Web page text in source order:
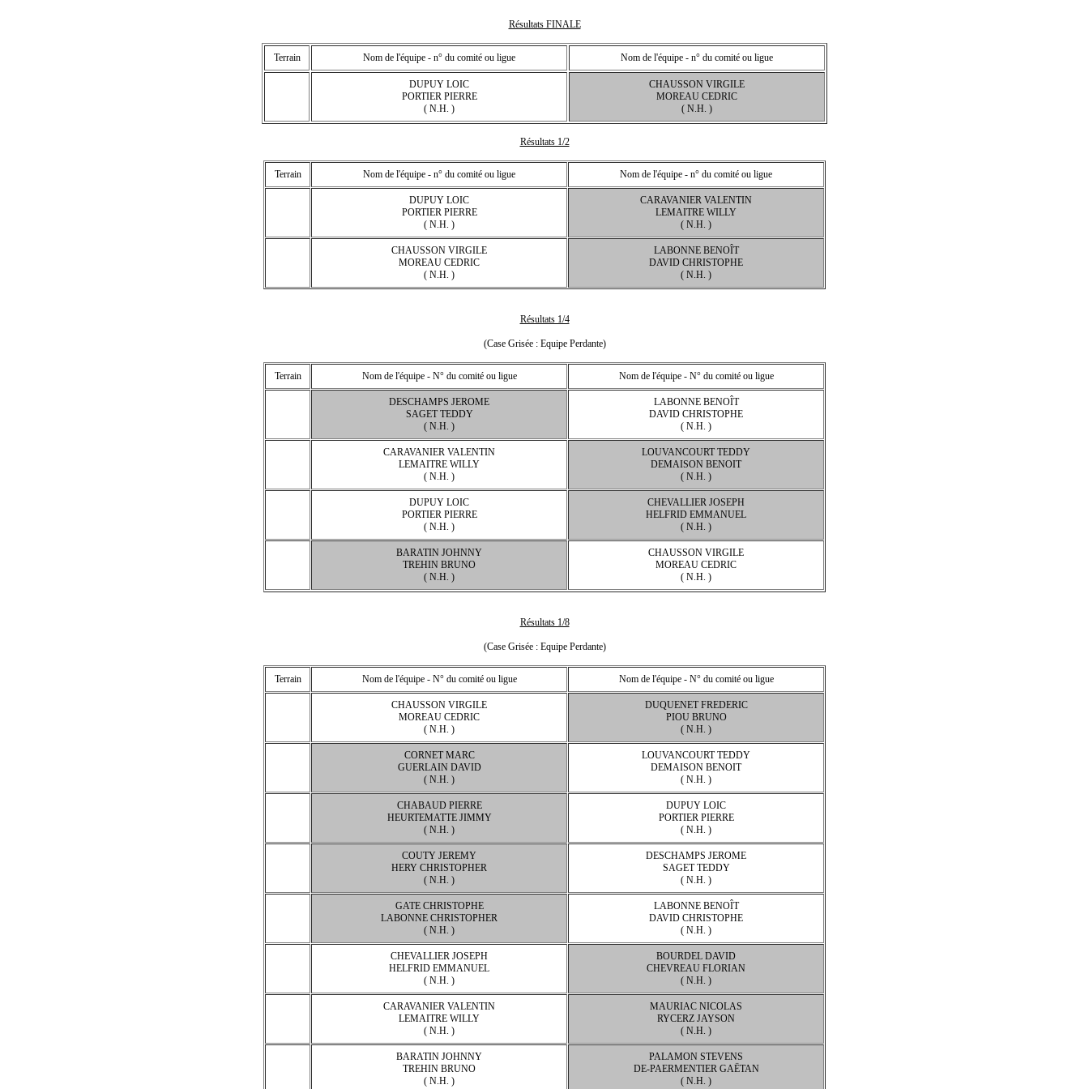
Résultats FINALE
Terrain Nom de l'équipe - n° du comité ou ligue Nom de l'équipe - n° du comité ou ligue
DUPUY LOIC
PORTIER PIERRE
( N.H. )
CHAUSSON VIRGILE
MOREAU CEDRIC
( N.H. )
Résultats 1/2
Terrain Nom de l'équipe - n° du comité ou ligue Nom de l'équipe - n° du comité ou ligue
DUPUY LOIC
PORTIER PIERRE
( N.H. )
CARAVANIER VALENTIN
LEMAITRE WILLY
( N.H. )
CHAUSSON VIRGILE
MOREAU CEDRIC
( N.H. )
LABONNE BENOÎT
DAVID CHRISTOPHE
( N.H. )
Résultats 1/4
(Case Grisée : Equipe Perdante)
Terrain Nom de l'équipe - N° du comité ou ligue Nom de l'équipe - N° du comité ou ligue
DESCHAMPS JEROME
SAGET TEDDY
( N.H. )
LABONNE BENOÎT
DAVID CHRISTOPHE
( N.H. )
CARAVANIER VALENTIN
LEMAITRE WILLY
( N.H. )
LOUVANCOURT TEDDY
DEMAISON BENOIT
( N.H. )
DUPUY LOIC
PORTIER PIERRE
( N.H. )
CHEVALLIER JOSEPH
HELFRID EMMANUEL
( N.H. )
BARATIN JOHNNY
TREHIN BRUNO
( N.H. )
CHAUSSON VIRGILE
MOREAU CEDRIC
( N.H. )
Résultats 1/8
(Case Grisée : Equipe Perdante)
Terrain Nom de l'équipe - N° du comité ou ligue Nom de l'équipe - N° du comité ou ligue
CHAUSSON VIRGILE
MOREAU CEDRIC
( N.H. )
DUQUENET FREDERIC
PIOU BRUNO
( N.H. )
CORNET MARC
GUERLAIN DAVID
( N.H. )
LOUVANCOURT TEDDY
DEMAISON BENOIT
( N.H. )
CHABAUD PIERRE
HEURTEMATTE JIMMY
( N.H. )
DUPUY LOIC
PORTIER PIERRE
( N.H. )
COUTY JEREMY
HERY CHRISTOPHER
( N.H. )
DESCHAMPS JEROME
SAGET TEDDY
( N.H. )
GATE CHRISTOPHE
LABONNE CHRISTOPHER
( N.H. )
LABONNE BENOÎT
DAVID CHRISTOPHE
( N.H. )
CHEVALLIER JOSEPH
HELFRID EMMANUEL
( N.H. )
BOURDEL DAVID
CHEVREAU FLORIAN
( N.H. )
CARAVANIER VALENTIN
LEMAITRE WILLY
( N.H. )
MAURIAC NICOLAS
RYCERZ JAYSON
( N.H. )
BARATIN JOHNNY
TREHIN BRUNO
( N.H. )
PALAMON STEVENS
DE-PAERMENTIER GAËTAN
( N.H. )